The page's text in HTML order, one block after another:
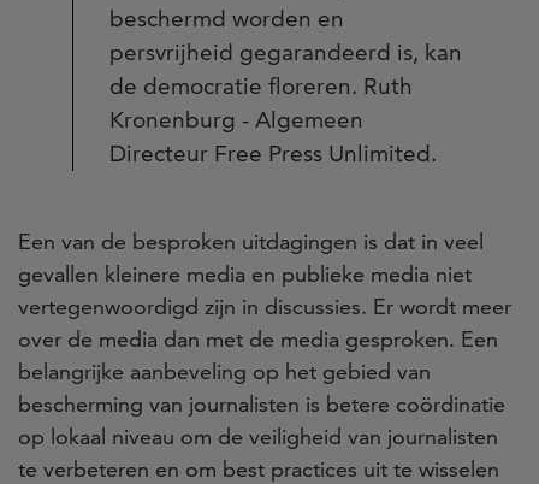
beschermd worden en
persvrijheid gegarandeerd is, kan
de democratie floreren. Ruth
Kronenburg - Algemeen
Directeur Free Press Unlimited.
Een van de besproken uitdagingen is dat in veel
gevallen kleinere media en publieke media niet
vertegenwoordigd zijn in discussies. Er wordt meer
over de media dan met de media gesproken. Een
belangrijke aanbeveling op het gebied van
bescherming van journalisten is betere coördinatie
op lokaal niveau om de veiligheid van journalisten
te verbeteren en om best practices uit te wisselen